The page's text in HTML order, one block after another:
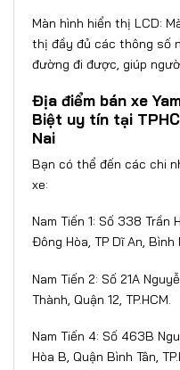
Màn hình hiển thị LCD:
thị đầy đủ các thông số
đường đi được, giúp
Địa điểm bán xe
Biệt uy tín tại
Nai
Bạn có thể đến các chi
xe:
Nam Tiến 1: Số 338 Trần
Đông Hòa, TP Dĩ An, Bình
Nam Tiến 2: Số 21A
Thành, Quận 12, TP.HCM.
Nam Tiến 4: Số 463B
Hòa B, Quận Bình Tân,